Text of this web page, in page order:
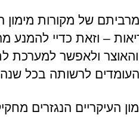
של מקורות מימון
– וזאת כדיי
ולאפשר למערכת
לרשותה בכל
העיקריים הנגזרים